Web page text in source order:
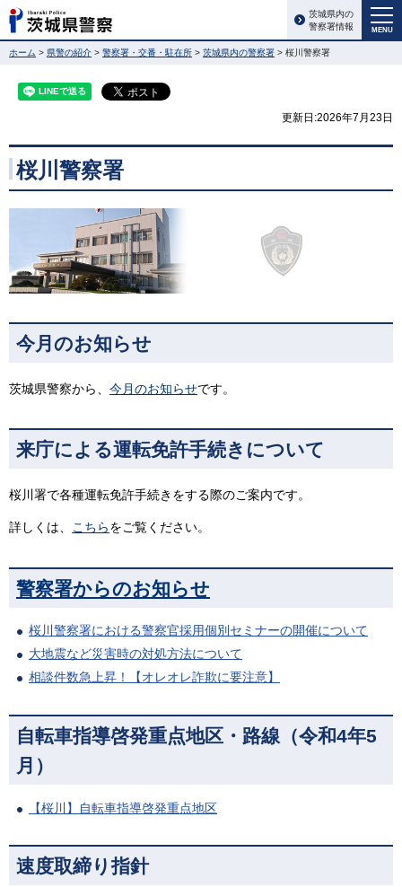
MENU
茨城県内の
警察署情報
ホーム > 県警の紹介 > 警察署・交番・駐在所 > 茨城県内の警察署 > 桜川警察署
更新日:2026年7月23日
桜川警察署
今月のお知らせ
茨城県警察から、 今月のお知らせです。
来庁による運転免許手続きについて
桜川署で各種運転免許手続きをする際のご案内です。
詳しくは、 こちらをご覧ください。
警察署からのお知らせ
桜川警察署における警察官採用個別セミナーの開催について
大地震など災害時の対処方法について
相談件数急上昇！【オレオレ詐欺に要注意】
自転車指導啓発重点地区・路線（令和4年5
月）
【桜川】自転車指導啓発重点地区
速度取締り指針